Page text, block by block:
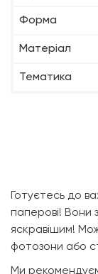
Форма
Матеріал
Тематика
Готуєтесь до
паперові! Вони
яскравішим!
фотозони або
Ми